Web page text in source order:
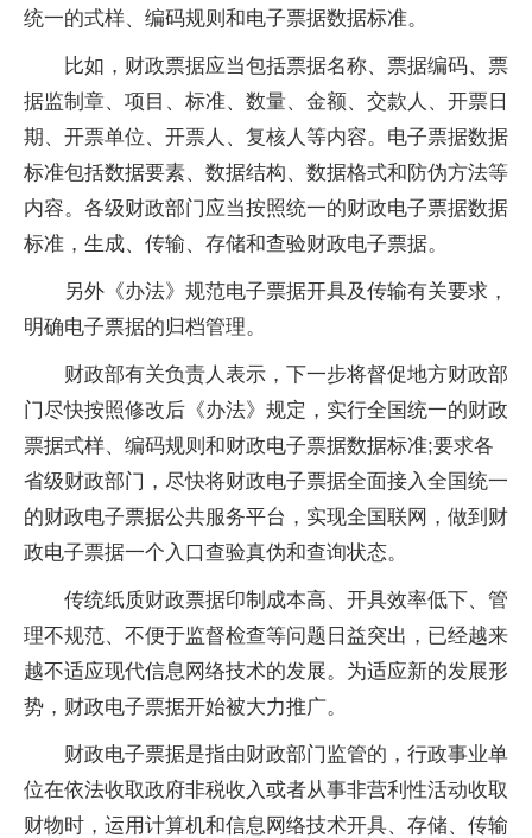
统一的式样、编码规则和电子票据数据标准。
比如，财政票据应当包括票据名称、票据编码、票
据监制章、项目、标准、数量、金额、交款人、开票日
期、开票单位、开票人、复核人等内容。电子票据数据
标准包括数据要素、数据结构、数据格式和防伪方法等
内容。各级财政部门应当按照统一的财政电子票据数据
标准，生成、传输、存储和查验财政电子票据。
另外《办法》规范电子票据开具及传输有关要求，
明确电子票据的归档管理。
财政部有关负责人表示，下一步将督促地方财政部
门尽快按照修改后《办法》规定，实行全国统一的财政
票据式样、编码规则和财政电子票据数据标准;要求各
省级财政部门，尽快将财政电子票据全面接入全国统一
的财政电子票据公共服务平台，实现全国联网，做到财
政电子票据一个入口查验真伪和查询状态。
传统纸质财政票据印制成本高、开具效率低下、管
理不规范、不便于监督检查等问题日益突出，已经越来
越不适应现代信息网络技术的发展。为适应新的发展形
势，财政电子票据开始被大力推广。
财政电子票据是指由财政部门监管的，行政事业单
位在依法收取政府非税收入或者从事非营利性活动收取
财物时，运用计算机和信息网络技术开具、存储、传输